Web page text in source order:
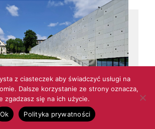
z ciasteczek aby świadczyć usługi na
Dalsze korzystanie ze strony oznacza,
zgadzasz się na ich użycie.
Ok
Polityka prywatności